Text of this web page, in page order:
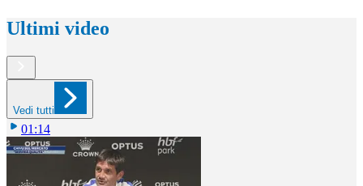
Ultimi video
Vedi tutti
01:14